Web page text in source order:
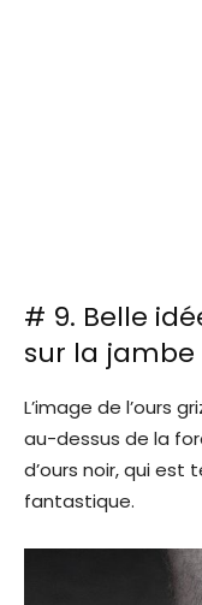
# 9. Belle
sur la jambe
L’image de l’ours
au-dessus de la
d’ours noir, qui est
fantastique.